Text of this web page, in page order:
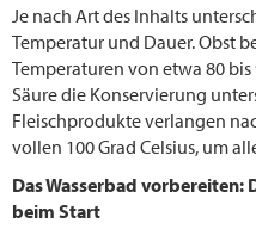
Je nach Art des Inhalts
Temperatur und Dauer. Obst
Temperaturen von etwa 80
Säure die Konservierung
Fleischprodukte verlangen
vollen 100 Grad Celsius, um
Das Wasserbad vorbereiten:
beim Start